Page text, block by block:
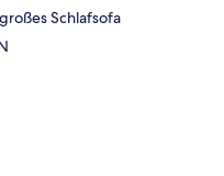
Schlafsofa